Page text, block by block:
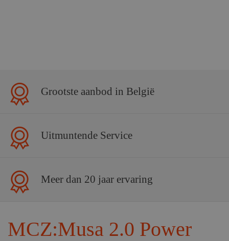
Grootste aanbod in België
Uitmuntende Service
Meer dan 20 jaar ervaring
MCZ:Musa 2.0 Power